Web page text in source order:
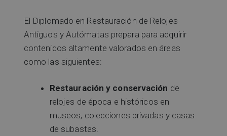
El Diplomado en Restauración de Relojes
Antiguos y Autómatas prepara para adquirir
contenidos altamente valorados en áreas
como las siguientes:
Restauración y conservación de
relojes de época e históricos en
museos, colecciones privadas y casas
de subastas.